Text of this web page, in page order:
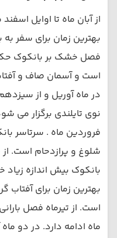
از آبان ماه تا اوایل
بهترین زمان برای سفر
فصل خشک بر بانکوک
است و آسمان صاف و
در ماه آوریل و از
فروردین ماه . سرتاسر
شلوغ و پرازدحام است. از
بانکوک بیش اندازه
بهترین زمان برای آفتاب
است. از تیرماه فصل
ماه ادامه دارد. در دو